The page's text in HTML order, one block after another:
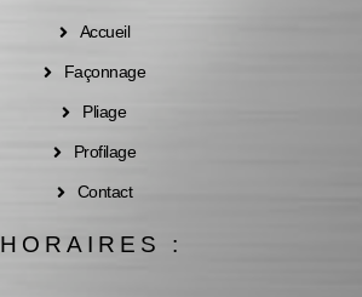
k
-
Accueil
Façonnage
Pliage
Profilage
Contact
HORAIRES :